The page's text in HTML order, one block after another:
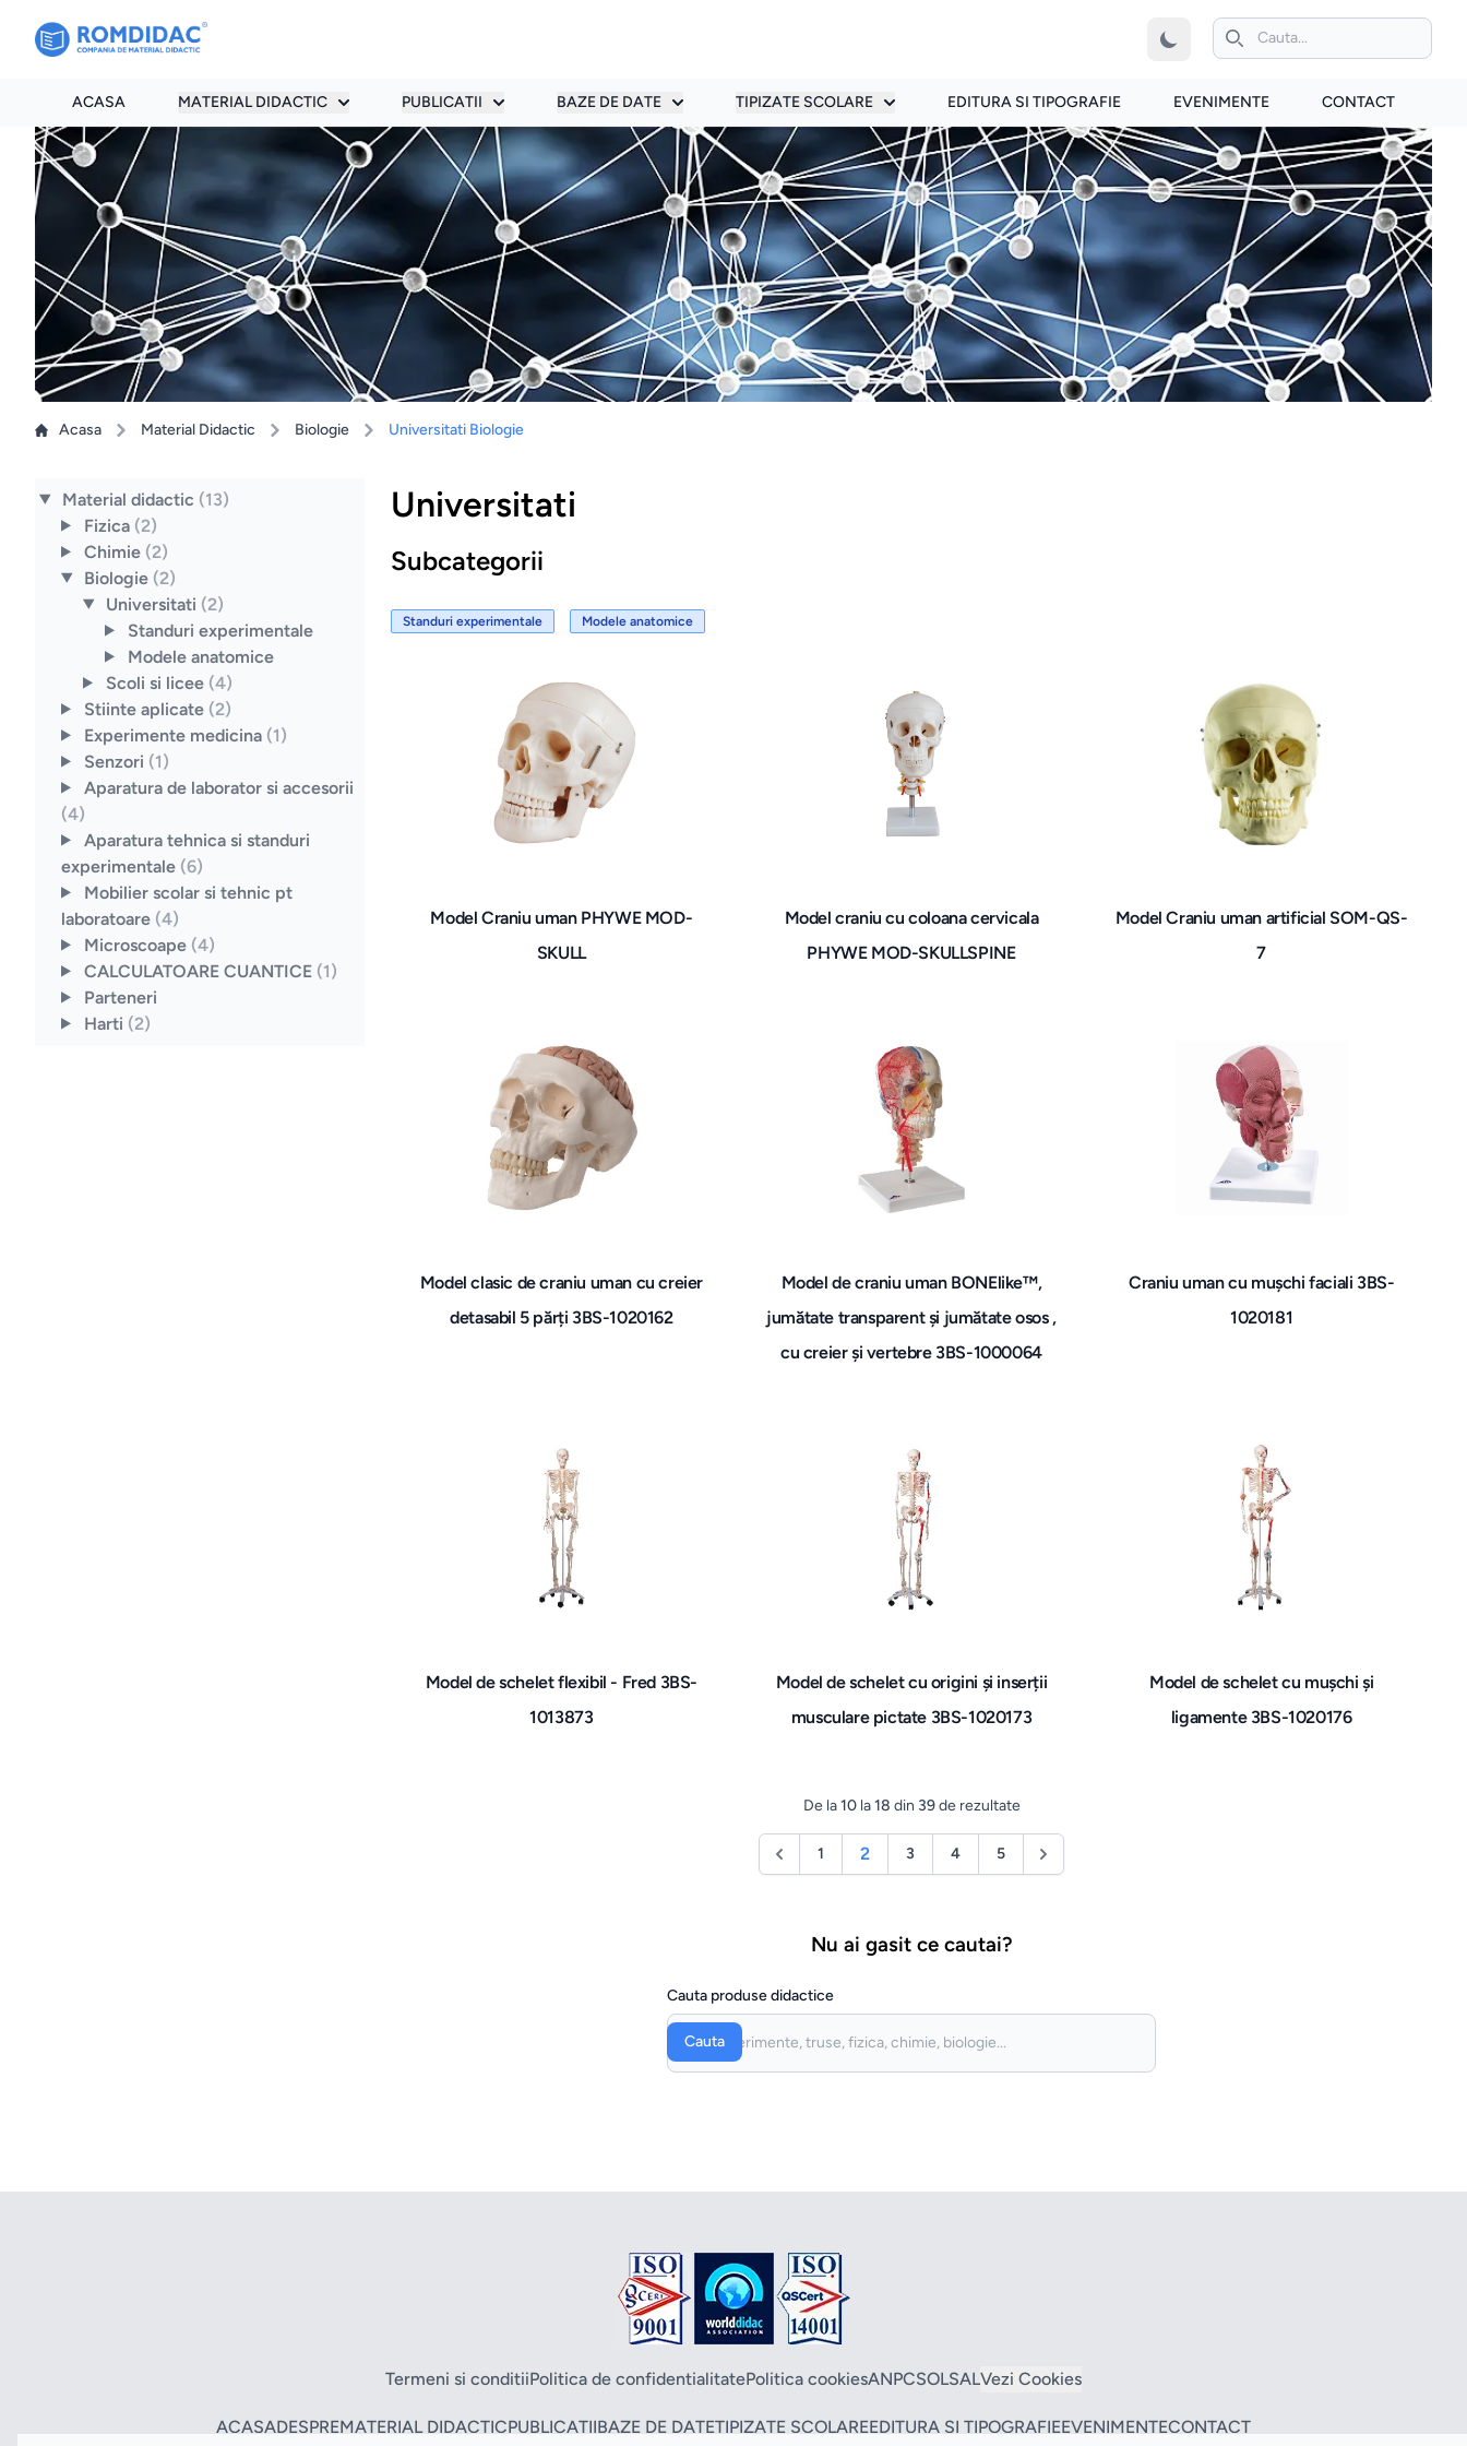
iconita de cautare
ACASA MATERIAL DIDACTIC PUBLICATII BAZE DE DATE TIPIZATE SCOLARE EDITURA SI TIPOGRAFIE EVENIMENTE CONTACT
Acasa Material Didactic Biologie Universitati Biologie
Material didactic (13)
Fizica (2)
Chimie (2)
Biologie (2)
Universitati (2)
Standuri experimentale
Modele anatomice
Scoli si licee (4)
Stiinte aplicate (2)
Experimente medicina (1)
Senzori (1)
Aparatura de laborator si accesorii
(4)
Aparatura tehnica si standuri
experimentale (6)
Mobilier scolar si tehnic pt
laboratoare (4)
Microscoape (4)
CALCULATOARE CUANTICE (1)
Parteneri
Harti (2)
Universitati
Subcategorii
Standuri experimentale Modele anatomice
Model Craniu uman PHYWE MOD-
SKULL
Model craniu cu coloana cervicala
PHYWE MOD-SKULLSPINE
Model Craniu uman artificial SOM-QS-
7
Model clasic de craniu uman cu creier
detasabil 5 părți 3BS-1020162
Model de craniu uman BONElike™,
jumătate transparent și jumătate osos ,
cu creier și vertebre 3BS-1000064
Craniu uman cu mușchi faciali 3BS-
1020181
Model de schelet flexibil - Fred 3BS-
1013873
Model de schelet cu origini și inserții
musculare pictate 3BS-1020173
Model de schelet cu mușchi și
ligamente 3BS-1020176
De la10la18 din 39de rezultate
1 2 3 4 5
Nu ai gasit ce cautai?
Cauta produse didactice
Cauta
Termeni si conditiiPolitica de confidentialitatePolitica cookiesANPCSOLSAL Vezi Cookies
ACASADESPREMATERIAL DIDACTICPUBLICATIIBAZE DE DATETIPIZATE SCOLAREEDITURA SI TIPOGRAFIEEVENIMENTECONTACT